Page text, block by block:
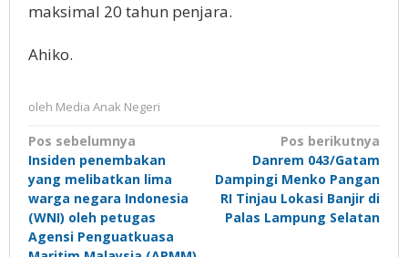
maksimal 20 tahun penjara.
Ahiko.
oleh Media Anak Negeri
Navigasi
pos
Pos sebelumnya
Insiden penembakan
yang melibatkan lima
warga negara Indonesia
(WNI) oleh petugas
Agensi Penguatkuasa
Pos berikutnya
Danrem 043/Gatam
Dampingi Menko Pangan
RI Tinjau Lokasi Banjir di
Palas Lampung Selatan